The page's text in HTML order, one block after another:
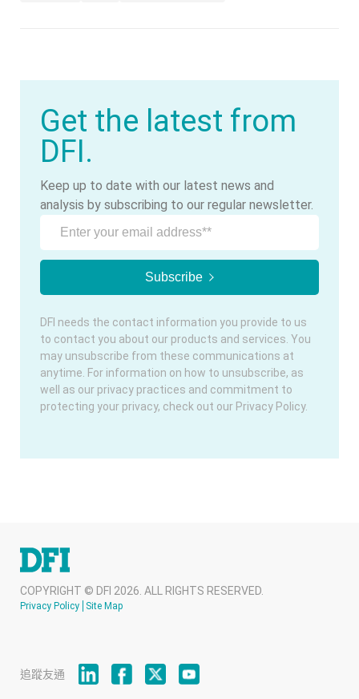
Get the latest from
DFI.
Keep up to date with our latest news and
analysis by subscribing to our regular newsletter.
DFI needs the contact information you provide to us
to contact you about our products and services. You
may unsubscribe from these communications at
anytime. For information on how to unsubscribe, as
well as our privacy practices and commitment to
protecting your privacy, check out our Privacy Policy.
COPYRIGHT © DFI 2026. ALL RIGHTS RESERVED.
Privacy Policy Site Map
追蹤友通